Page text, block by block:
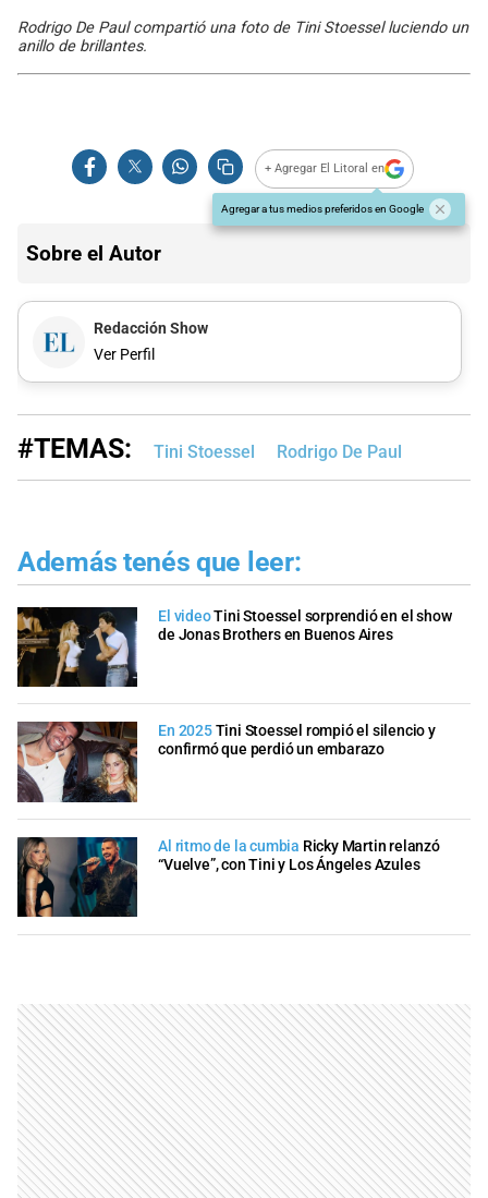
Rodrigo De Paul compartió una foto de Tini Stoessel luciendo un
anillo de brillantes.
+ Agregar El Litoral en
Agregar a tus medios preferidos en Google
Sobre el Autor
Redacción Show
Ver Perfil
#TEMAS: Tini Stoessel Rodrigo De Paul
Además tenés que leer:
El videoTini Stoessel sorprendió en el show
de Jonas Brothers en Buenos Aires
En 2025Tini Stoessel rompió el silencio y
confirmó que perdió un embarazo
Al ritmo de la cumbia Ricky Martin relanzó
“Vuelve”, con Tini y Los Ángeles Azules